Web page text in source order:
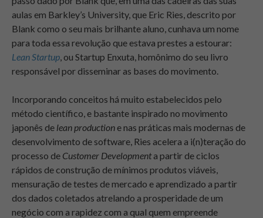
aulas em Barkley’s University, que Eric Ries, descrito por
Blank como o seu mais brilhante aluno, cunhava um nome
para toda essa revolução que estava prestes a estourar:
Lean Startup, ou Startup Enxuta, homônimo do seu livro
responsável por disseminar as bases do movimento.
Incorporando conceitos há muito estabelecidos pelo
método científico, e bastante inspirado no movimento
japonês de lean production e nas práticas mais modernas de
desenvolvimento de software, Ries acelera a i(n)teração do
processo de Customer Developmenta partir de ciclos
rápidos de construção de mínimos produtos viáveis,
mensuração de testes de mercado e aprendizado a partir
dos dados coletados atrelando a prosperidade de um
negócio com a rapidez com a qual quem empreende